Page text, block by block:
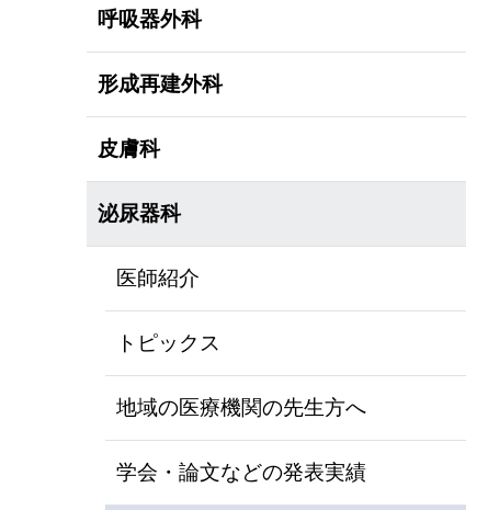
呼吸器外科
形成再建外科
皮膚科
泌尿器科
医師紹介
トピックス
地域の医療機関の先生方へ
学会・論文などの発表実績